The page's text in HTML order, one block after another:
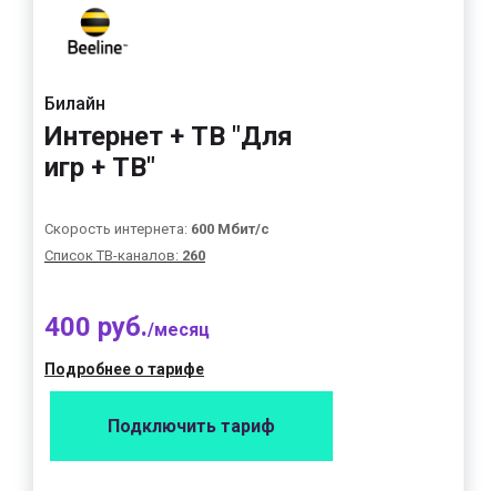
Билайн
Интернет + ТВ "Для
игр + ТВ"
Скорость интернета: 600 Мбит/с
Список ТВ-каналов: 260
400 руб./месяц
Подробнее о тарифе
Подключить тариф